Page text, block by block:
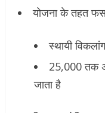
योजना के तहत
स्थायी
25,000 तक
जाता है